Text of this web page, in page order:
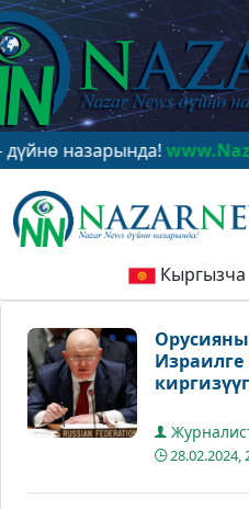
Кыргызча
28.02.2024,